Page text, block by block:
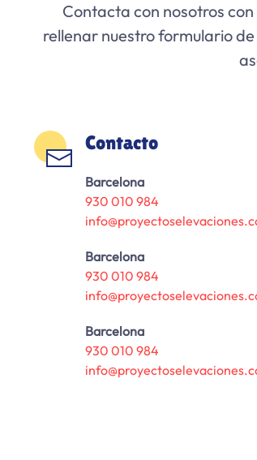
Contacta con nosotros
rellenar nuestro formulario
Contacto
Barcelona
930 010 984
Barcelona
930 010 984
Barcelona
930 010 984